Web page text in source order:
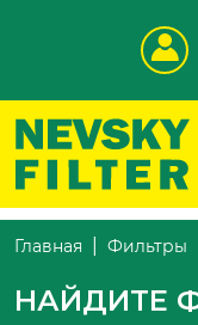
Главная Фильтры
НАЙДИТЕ